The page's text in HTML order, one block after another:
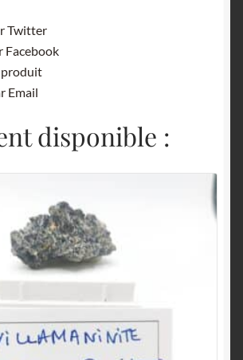
Twitter
Facebook
produit
Email
disponible :